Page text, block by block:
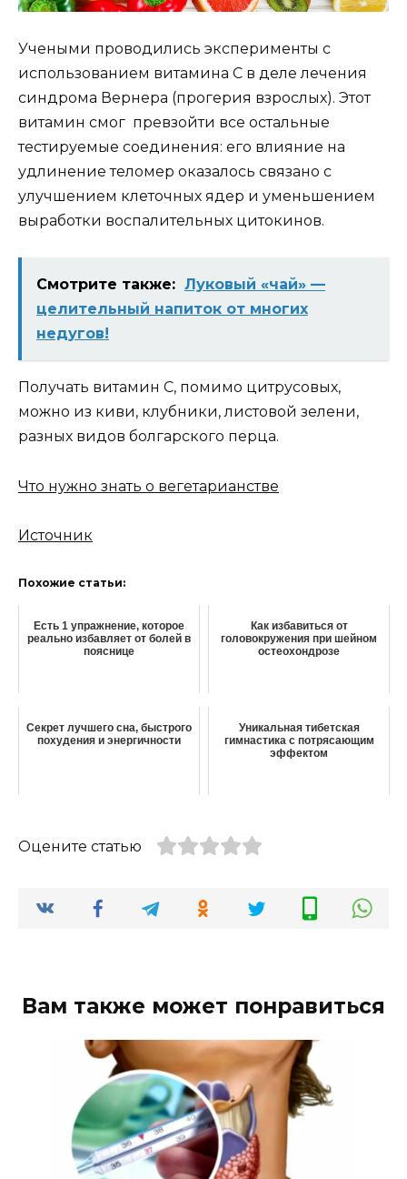
Учеными проводились эксперименты с
использованием витамина С в деле лечения
синдрома Вернера (прогерия взрослых). Этот
витамин смог превзойти все остальные
тестируемые соединения: его влияние на
удлинение теломер оказалось связано с
улучшением клеточных ядер и уменьшением
выработки воспалительных цитокинов.
Смотрите также: Луковый «чай» —
целительный напиток от многих
недугов!
Получать витамин С, помимо цитрусовых,
можно из киви, клубники, листовой зелени,
разных видов болгарского перца.
Что нужно знать о вегетарианстве
Источник
Похожие статьи:
Есть 1 упражнение, которое
реально избавляет от болей в
пояснице
Как избавиться от
головокружения при шейном
остеохондрозе
Секрет лучшего сна, быстрого
похудения и энергичности
Уникальная тибетская
гимнастика с потрясающим
эффектом
Оцените статью
Вам также может понравиться